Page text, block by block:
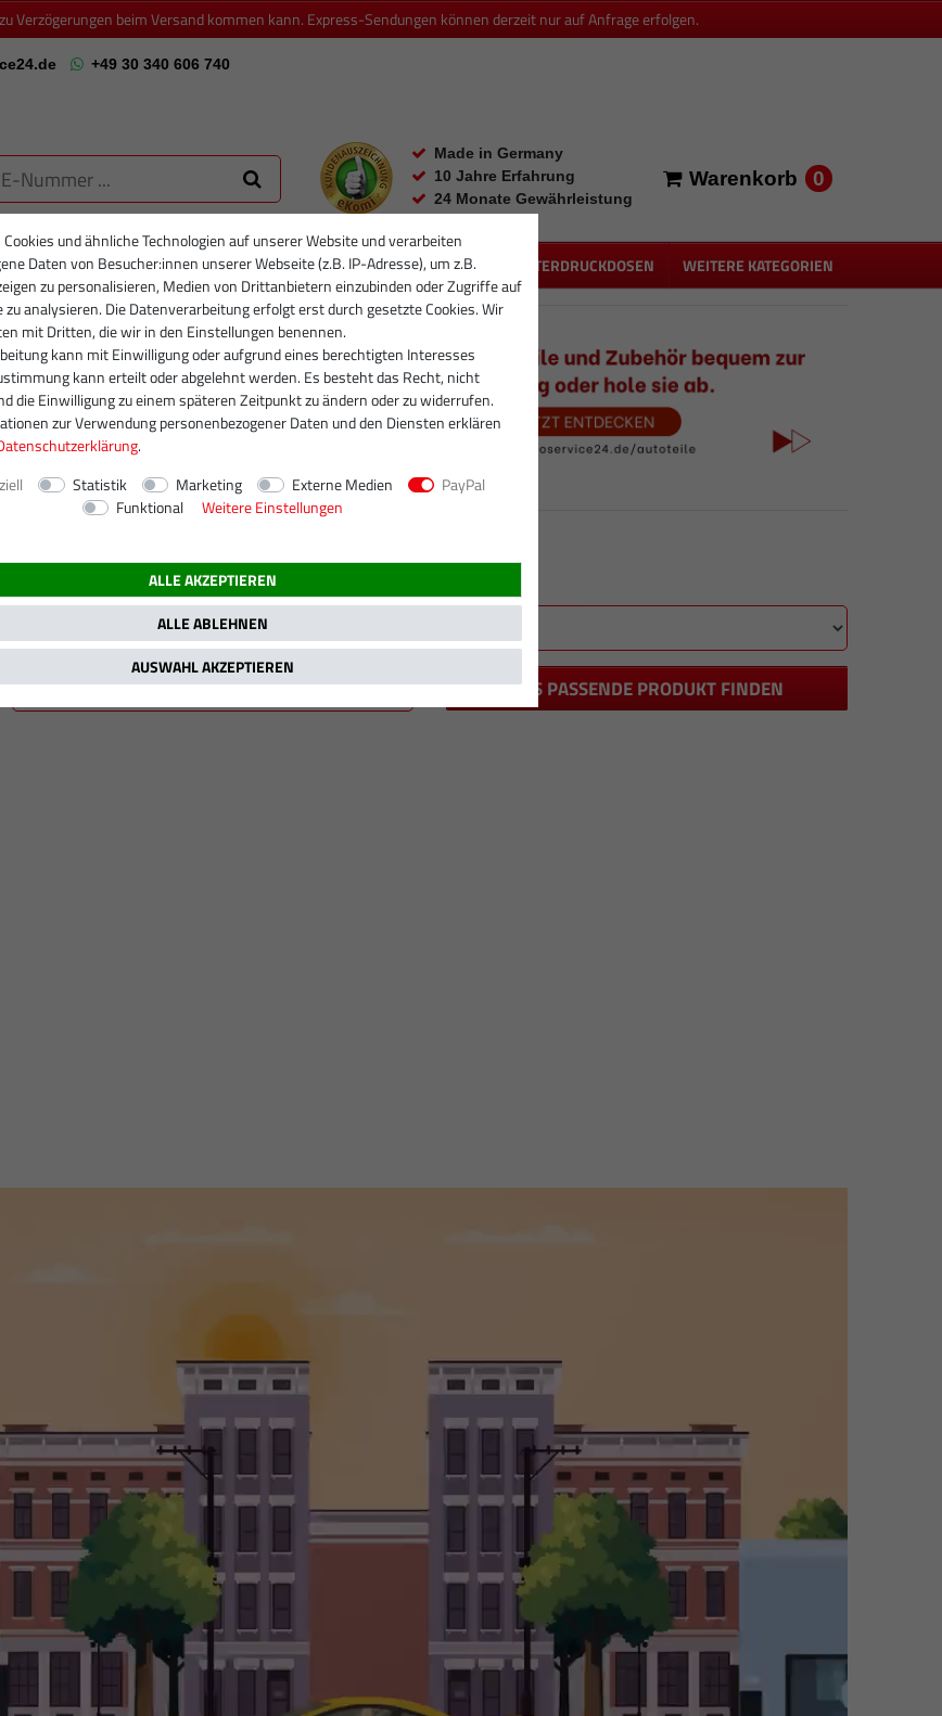
Verzögerungen beim Versand kommen kann. Express-Sendungen können derzeit nur auf Anfrage erfolgen.
+49 30 340 606 740
Made in Germany
10 Jahre Erfahrung
24 Monate Gewährleistung
Warenkorb 0
PARTIKELFILTER NEU INJEKTOREN RUMPFGRUPPEN UNTERDRUCKDOSEN WEITERE KATEGORIEN
/ 241 PS
DAS PASSENDE PRODUKT FINDEN
und ähnliche Technologien auf unserer Website und verarbeiten
Daten von Besucher:innen unserer Webseite (z.B. IP-Adresse), um z.B.
zu personalisieren, Medien von Drittanbietern einzubinden oder Zugriffe auf
zu analysieren. Die Datenverarbeitung erfolgt erst durch gesetzte Cookies. Wir
mit Dritten, die wir in den Einstellungen benennen.
kann mit Einwilligung oder aufgrund eines berechtigten Interesses
kann erteilt oder abgelehnt werden. Es besteht das Recht, nicht
die Einwilligung zu einem späteren Zeitpunkt zu ändern oder zu widerrufen.
zur Verwendung personenbezogener Daten und den Diensten erklären
.
Statistik Marketing Externe Medien
PayPal
Funktional
Weitere Einstellungen
ALLE AKZEPTIEREN
ALLE ABLEHNEN
AUSWAHL AKZEPTIEREN